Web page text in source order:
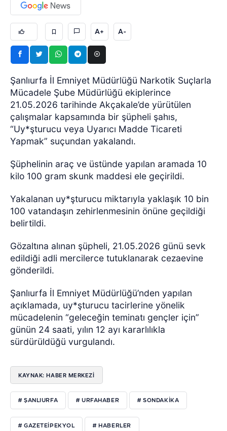
A+ A-
Şanlıurfa İl Emniyet Müdürlüğü Narkotik Suçlarla
Mücadele Şube Müdürlüğü ekiplerince
21.05.2026 tarihinde Akçakale’de yürütülen
çalışmalar kapsamında bir şüpheli şahıs,
“Uy*şturucu veya Uyarıcı Madde Ticareti
Yapmak” suçundan yakalandı.
Şüphelinin araç ve üstünde yapılan aramada 10
kilo 100 gram skunk maddesi ele geçirildi.
Yakalanan uy*şturucu miktarıyla yaklaşık 10 bin
100 vatandaşın zehirlenmesinin önüne geçildiği
belirtildi.
Gözaltına alınan şüpheli, 21.05.2026 günü sevk
edildiği adli mercilerce tutuklanarak cezaevine
gönderildi.
Şanlıurfa İl Emniyet Müdürlüğü’nden yapılan
açıklamada, uy*şturucu tacirlerine yönelik
mücadelenin “geleceğin teminatı gençler için”
günün 24 saati, yılın 12 ayı kararlılıkla
sürdürüldüğü vurgulandı.
KAYNAK: HABER MERKEZI
# ŞANLIURFA # URFAHABER # SONDAKIKA
# GAZETEIPEKYOL # HABERLER